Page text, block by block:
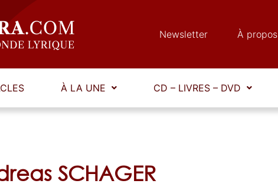
Newsletter À propos
À LA UNE CD – LIVRES – DVD
SCHAGER